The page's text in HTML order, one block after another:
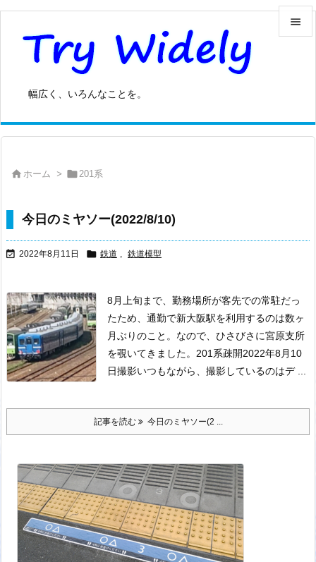
幅広く、いろんなことを。


前へ
 ホーム > 201系
今日のミヤソー(2022/8/10)
 2022年8月11日  鉄道 , 鉄道模型
8月上旬まで、勤務場所が客先での常駐だっ
たため、通勤で新大阪駅を利用するのは数ヶ
月ぶりのこと。 なので、ひさびさに宮原支所
を覗いてきました。 201系疎開2022年8月10
日撮影いつもながら、撮影しているのはデ ...
記事を読む 今日のミヤソー(2 ...